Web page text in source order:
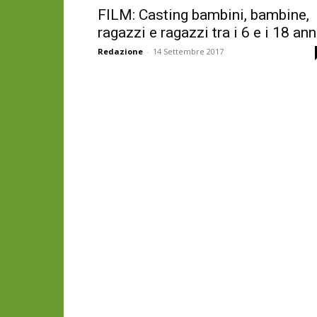
FILM: Casting bambini, bambine,
ragazzi e ragazzi tra i 6 e i 18
Redazione - 14 Settembre 2017